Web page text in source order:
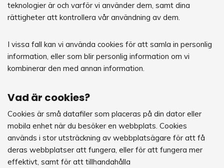
teknologier är och varför vi använder dem, samt dina
rättigheter att kontrollera vår användning av dem.
I vissa fall kan vi använda cookies för att samla in personlig
information, eller som blir personlig information om vi
kombinerar den med annan information.
Vad är cookies?
Cookies är små datafiler som placeras på din dator eller
mobila enhet när du besöker en webbplats. Cookies
används i stor utsträckning av webbplatsägare för att få
deras webbplatser att fungera, eller för att fungera mer
effektivt, samt för att tillhandahålla